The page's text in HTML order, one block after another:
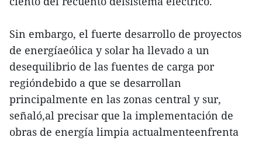
Sin embargo, el fuerte desarrollo de proyectos
de energíaeólica y solar ha llevado a un
desequilibrio de las fuentes de carga por
regióndebido a que se desarrollan
principalmente en las zonas central y sur,
señaló,al precisar que la implementación de
obras de energía limpia actualmenteenfrenta